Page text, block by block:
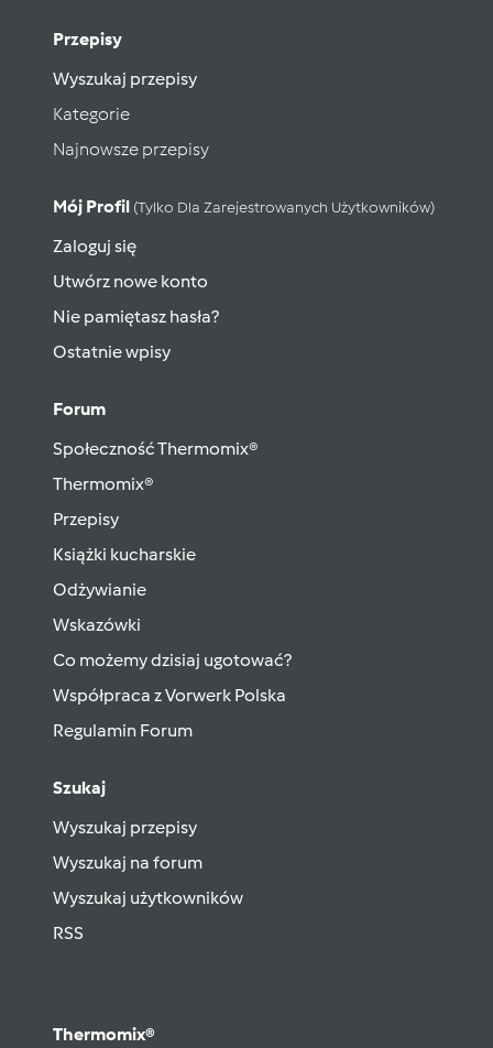
Przepisy
Wyszukaj przepisy
Kategorie
Najnowsze przepisy
Mój Profil (tylko Dla Zarejestrowanych Użytkowników)
Zaloguj się
Utwórz nowe konto
Nie pamiętasz hasła?
Ostatnie wpisy
Forum
Społeczność Thermomix®
Thermomix®
Przepisy
Książki kucharskie
Odżywianie
Wskazówki
Co możemy dzisiaj ugotować?
Współpraca z Vorwerk Polska
Regulamin Forum
Szukaj
Wyszukaj przepisy
Wyszukaj na forum
Wyszukaj użytkowników
RSS
Thermomix®